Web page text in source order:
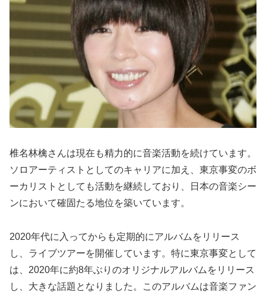
椎名林檎さんは現在も精力的に音楽活動を続けています。
ソロアーティストとしてのキャリアに加え、東京事変のボ
ーカリストとしても活動を継続しており、日本の音楽シー
ンにおいて確固たる地位を築いています。
2020年代に入ってからも定期的にアルバムをリリース
し、ライブツアーを開催しています。特に東京事変として
は、2020年に約8年ぶりのオリジナルアルバムをリリース
し、大きな話題となりました。このアルバムは音楽ファン